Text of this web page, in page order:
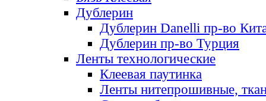
Дублерин
Дублерин Danelli пр-во
Дублерин пр-во Турция
Ленты технологические
Клеевая паутинка
Ленты нитепрошивные,